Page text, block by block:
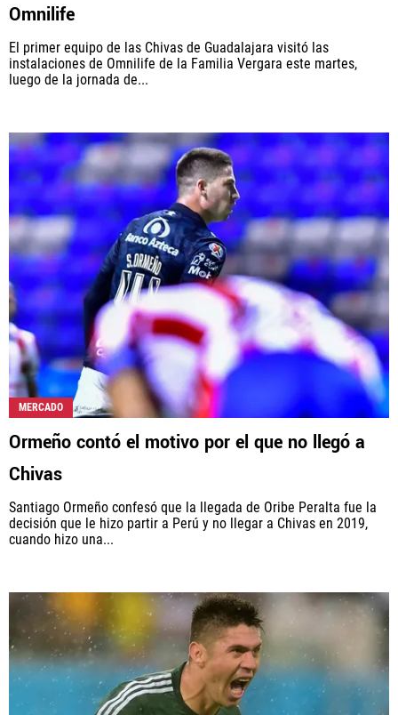
Omnilife
El primer equipo de las Chivas de Guadalajara visitó las
instalaciones de Omnilife de la Familia Vergara este martes,
luego de la jornada de...
MERCADO
Ormeño contó el motivo por el que no llegó a
Chivas
Santiago Ormeño confesó que la llegada de Oribe Peralta fue la
decisión que le hizo partir a Perú y no llegar a Chivas en 2019,
cuando hizo una...